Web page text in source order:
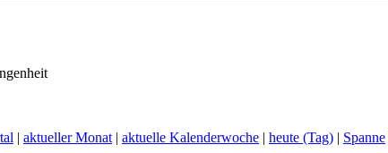
| aktueller Monat | aktuelle Kalenderwoche | heute (Tag) | Spanne